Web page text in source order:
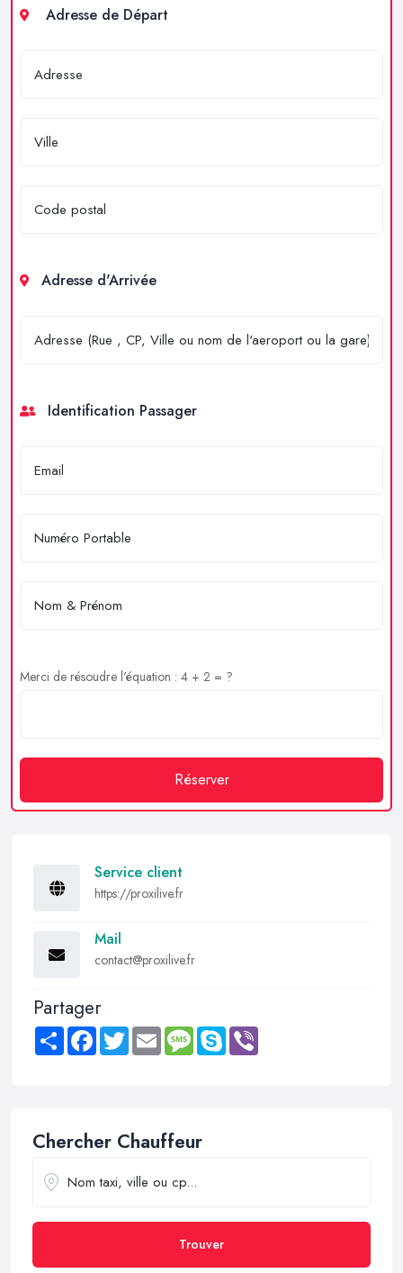
Adresse de Départ
Adresse d'Arrivée
Identification Passager
Merci de résoudre l'équation : 4 + 2 = ?
Réserver
Service client
https://proxilive.fr
Mail
contact@proxilive.fr
Partager
Share FacebookTwitter Email MessageSkype
Chercher Chauffeur
Trouver